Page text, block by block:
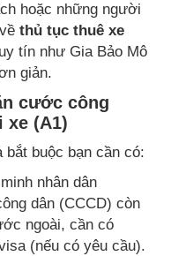
hoặc những người
thủ tục thuê xe
tín như Gia Bảo Mô
giản.
cước công
xe (A1)
buộc bạn cần có:
nhân dân
dân (CCCD) còn
ngoài, cần có
(nếu có yêu cầu).